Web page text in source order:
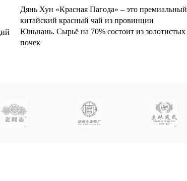
Дянь Хун «Красная Пагода» – это премиальный
китайский красный чай из провинции
Юньнань. Сырьё на 70% состоит из золотистых
почек